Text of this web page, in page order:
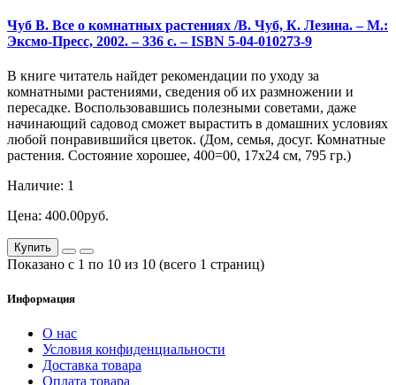
Чуб В. Все о комнатных растениях /В. Чуб, К. Лезина. – М.:
Эксмо-Пресс, 2002. – 336 с. – ISBN 5-04-010273-9
В книге читатель найдет рекомендации по уходу за
комнатными растениями, сведения об их размножении и
пересадке. Воспользовавшись полезными советами, даже
начинающий садовод сможет вырастить в домашних условиях
любой понравившийся цветок. (Дом, семья, досуг. Комнатные
растения. Состояние хорошее, 400=00, 17х24 см, 795 гр.)
Наличие: 1
Цена: 400.00руб.
Купить
Показано с 1 по 10 из 10 (всего 1 страниц)
Информация
О нас
Условия конфиденциальности
Доставка товара
Оплата товара